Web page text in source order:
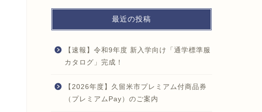
最近の投稿
【速報】令和9年度 新入学向け「通学標準服
カタログ」完成！
【2026年度】久留米市プレミアム付商品券
（プレミアムPay）のご案内